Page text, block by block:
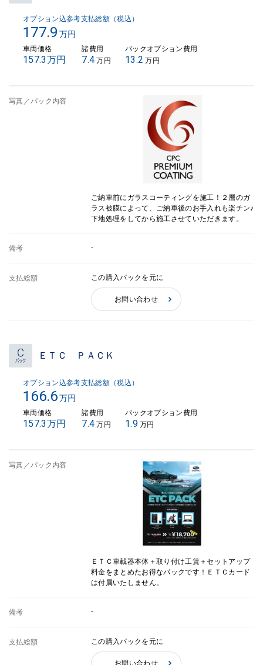
オプション込参考支払総額（税込）
177.9 万円
車両価格
157.3万円
諸費用
7.4 万円
パックオプション費用
13.2 万円
写真／パック内容
ご納車前にガラスコーティングを施工！２層のガ
ラス被膜によって、ご納車後のお手入れも楽チン♪
下地処理をしてから施工させていただきます。
備考 -
支払総額 この購入パックを元に
お問い合わせ
ＥＴＣ ＰＡＣＫ
オプション込参考支払総額（税込）
166.6万円
車両価格
157.3万円
諸費用
7.4 万円
パックオプション費用
1.9 万円
写真／パック内容
ＥＴＣ車載器本体＋取り付け工賃＋セットアップ
料金をまとめたお得なパックです！ＥＴＣカード
は付属いたしません。
備考 -
支払総額 この購入パックを元に